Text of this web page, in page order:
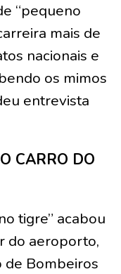
“pequeno
mais de
nacionais e
os mimos
entrevista
CARRO DO
tigre” acabou
do aeroporto,
de Bombeiros